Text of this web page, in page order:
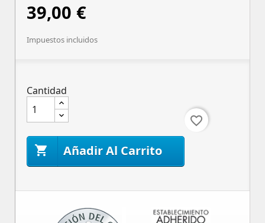
39,00 €
Impuestos incluidos
Cantidad
 Añadir Al Carrito
favorite_border